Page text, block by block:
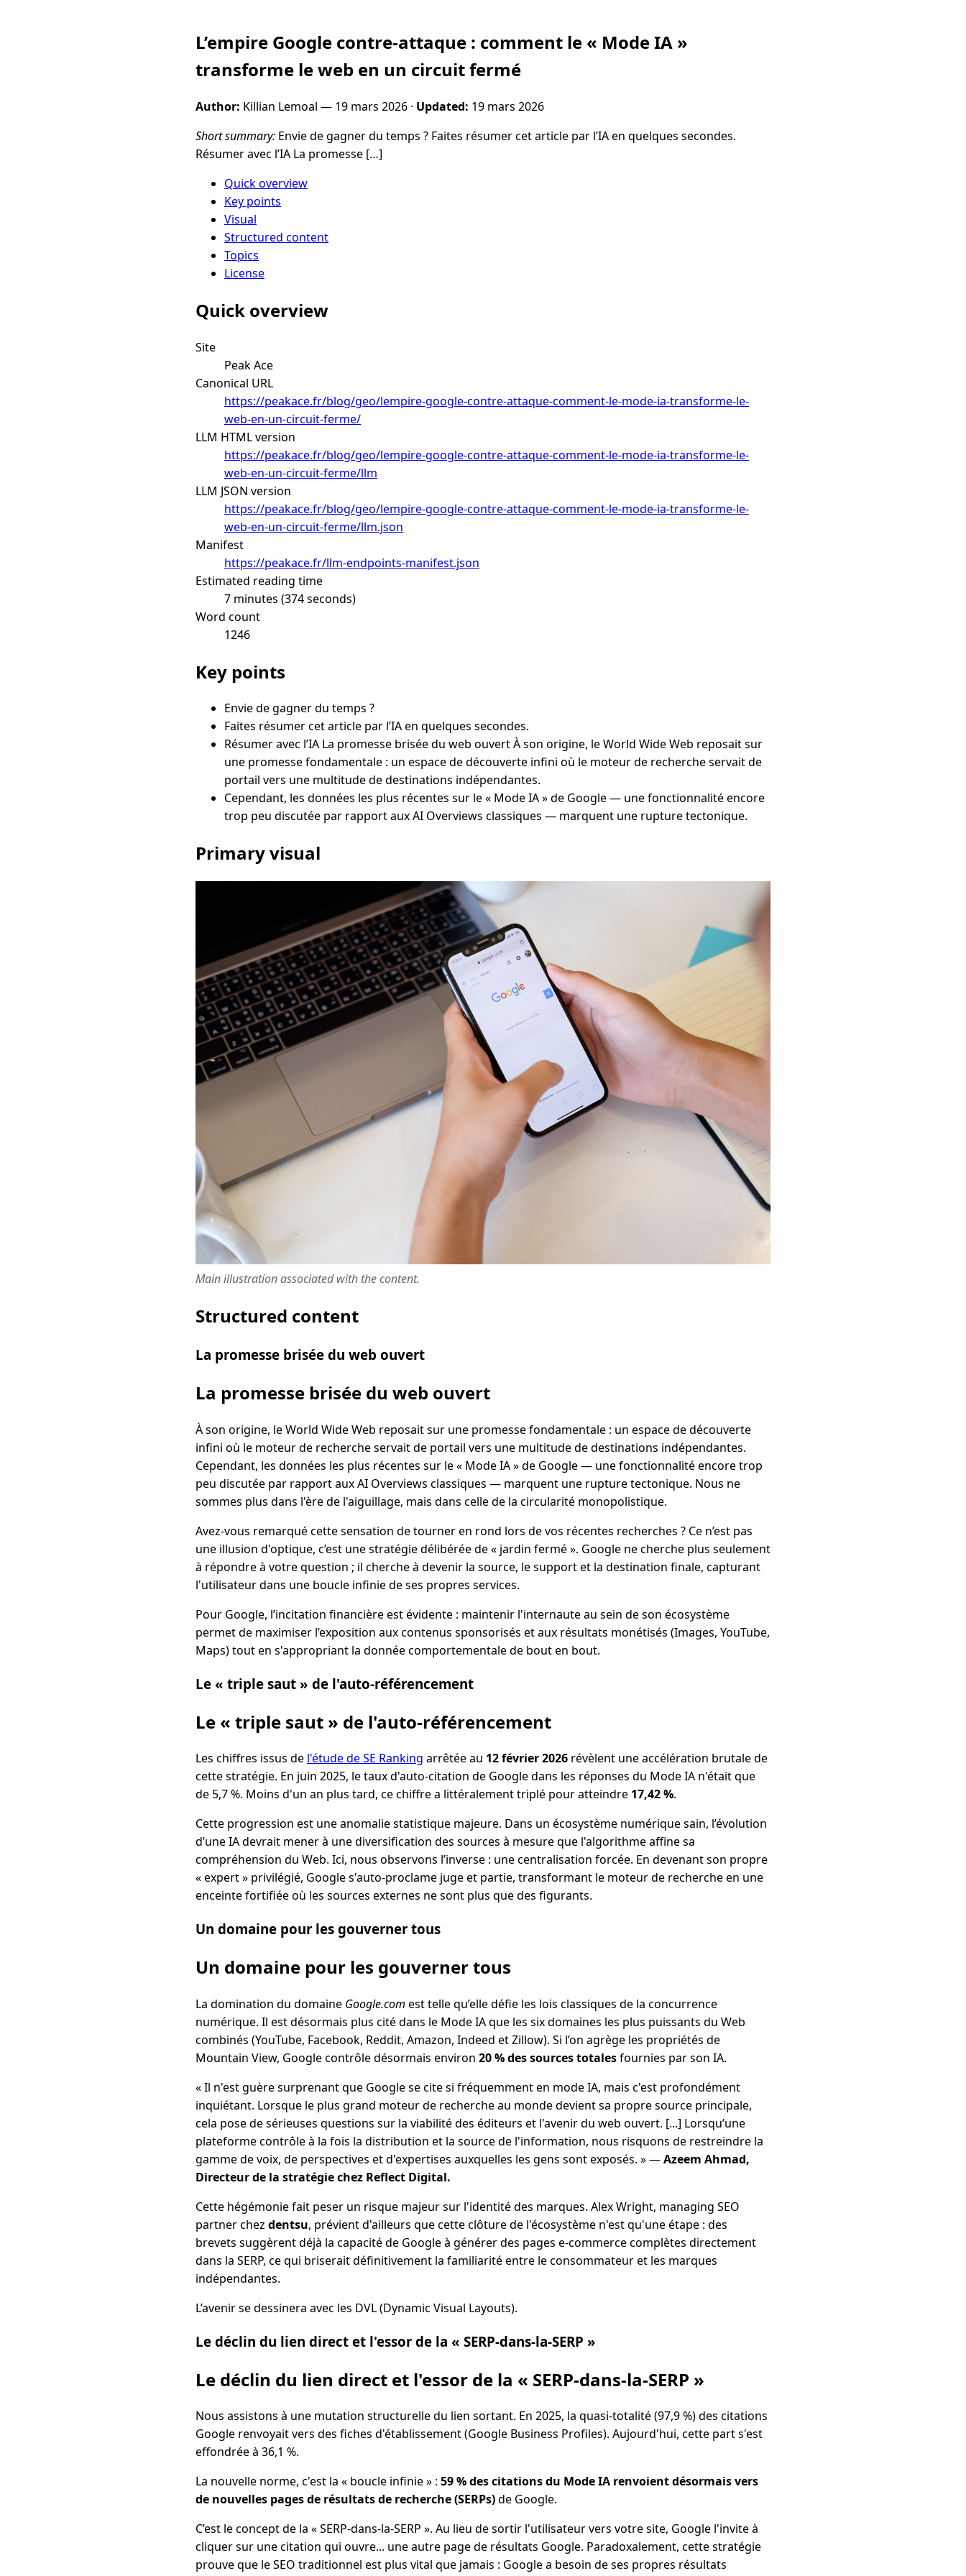
L’empire Google contre-attaque : comment le « Mode IA »
transforme le web en un circuit fermé
Author: Killian Lemoal — 19 mars 2026 · Updated: 19 mars 2026
Short summary: Envie de gagner du temps ? Faites résumer cet article par l’IA en quelques secondes.
Résumer avec l’IA La promesse […]
Quick overview
Key points
Visual
Structured content
Topics
License
Quick overview
Site
Peak Ace
Canonical URL
https://peakace.fr/blog/geo/lempire-google-contre-attaque-comment-le-mode-ia-transforme-le-
web-en-un-circuit-ferme/
LLM HTML version
https://peakace.fr/blog/geo/lempire-google-contre-attaque-comment-le-mode-ia-transforme-le-
web-en-un-circuit-ferme/llm
LLM JSON version
https://peakace.fr/blog/geo/lempire-google-contre-attaque-comment-le-mode-ia-transforme-le-
web-en-un-circuit-ferme/llm.json
Manifest
https://peakace.fr/llm-endpoints-manifest.json
Estimated reading time
7 minutes (374 seconds)
Word count
1246
Key points
Envie de gagner du temps ?
Faites résumer cet article par l’IA en quelques secondes.
Résumer avec l’IA La promesse brisée du web ouvert À son origine, le World Wide Web reposait sur
une promesse fondamentale : un espace de découverte infini où le moteur de recherche servait de
portail vers une multitude de destinations indépendantes.
Cependant, les données les plus récentes sur le « Mode IA » de Google — une fonctionnalité encore
trop peu discutée par rapport aux AI Overviews classiques — marquent une rupture tectonique.
Primary visual
Main illustration associated with the content.
Structured content
La promesse brisée du web ouvert
La promesse brisée du web ouvert
À son origine, le World Wide Web reposait sur une promesse fondamentale : un espace de découverte
infini où le moteur de recherche servait de portail vers une multitude de destinations indépendantes.
Cependant, les données les plus récentes sur le « Mode IA » de Google — une fonctionnalité encore trop
peu discutée par rapport aux AI Overviews classiques — marquent une rupture tectonique. Nous ne
sommes plus dans l'ère de l'aiguillage, mais dans celle de la circularité monopolistique.
Avez-vous remarqué cette sensation de tourner en rond lors de vos récentes recherches ? Ce n’est pas
une illusion d'optique, c’est une stratégie délibérée de « jardin fermé ». Google ne cherche plus seulement
à répondre à votre question ; il cherche à devenir la source, le support et la destination finale, capturant
l'utilisateur dans une boucle infinie de ses propres services.
Pour Google, l’incitation financière est évidente : maintenir l'internaute au sein de son écosystème
permet de maximiser l’exposition aux contenus sponsorisés et aux résultats monétisés (Images, YouTube,
Maps) tout en s'appropriant la donnée comportementale de bout en bout.
Le « triple saut » de l'auto-référencement
Le « triple saut » de l'auto-référencement
Les chiffres issus de l'étude de SE Ranking arrêtée au 12 février 2026 révèlent une accélération brutale de
cette stratégie. En juin 2025, le taux d'auto-citation de Google dans les réponses du Mode IA n'était que
de 5,7 %. Moins d'un an plus tard, ce chiffre a littéralement triplé pour atteindre 17,42 %.
Cette progression est une anomalie statistique majeure. Dans un écosystème numérique sain, l’évolution
d’une IA devrait mener à une diversification des sources à mesure que l'algorithme affine sa
compréhension du Web. Ici, nous observons l’inverse : une centralisation forcée. En devenant son propre
« expert » privilégié, Google s'auto-proclame juge et partie, transformant le moteur de recherche en une
enceinte fortifiée où les sources externes ne sont plus que des figurants.
Un domaine pour les gouverner tous
Un domaine pour les gouverner tous
La domination du domaine Google.com est telle qu’elle défie les lois classiques de la concurrence
numérique. Il est désormais plus cité dans le Mode IA que les six domaines les plus puissants du Web
combinés (YouTube, Facebook, Reddit, Amazon, Indeed et Zillow). Si l’on agrège les propriétés de
Mountain View, Google contrôle désormais environ 20 % des sources totalesfournies par son IA.
« Il n'est guère surprenant que Google se cite si fréquemment en mode IA, mais c'est profondément
inquiétant. Lorsque le plus grand moteur de recherche au monde devient sa propre source principale,
cela pose de sérieuses questions sur la viabilité des éditeurs et l'avenir du web ouvert. [...] Lorsqu’une
plateforme contrôle à la fois la distribution et la source de l'information, nous risquons de restreindre la
gamme de voix, de perspectives et d'expertises auxquelles les gens sont exposés. » —Azeem Ahmad,
Directeur de la stratégie chez Reflect Digital.
Cette hégémonie fait peser un risque majeur sur l'identité des marques. Alex Wright, managing SEO
partner chez dentsu, prévient d'ailleurs que cette clôture de l'écosystème n'est qu'une étape : des
brevets suggèrent déjà la capacité de Google à générer des pages e-commerce complètes directement
dans la SERP, ce qui briserait définitivement la familiarité entre le consommateur et les marques
indépendantes.
L’avenir se dessinera avec les DVL (Dynamic Visual Layouts).
Le déclin du lien direct et l'essor de la « SERP-dans-la-SERP »
Le déclin du lien direct et l'essor de la « SERP-dans-la-SERP »
Nous assistons à une mutation structurelle du lien sortant. En 2025, la quasi-totalité (97,9 %) des citations
Google renvoyait vers des fiches d'établissement (Google Business Profiles). Aujourd'hui, cette part s'est
effondrée à 36,1 %.
La nouvelle norme, c'est la « boucle infinie » : 59 % des citations du Mode IA renvoient désormais vers
de nouvelles pages de résultats de recherche (SERPs)de Google.
C’est le concept de la « SERP-dans-la-SERP ». Au lieu de sortir l'utilisateur vers votre site, Google l'invite à
cliquer sur une citation qui ouvre... une autre page de résultats Google. Paradoxalement, cette stratégie
prouve que le SEO traditionnel est plus vital que jamais : Google a besoin de ses propres résultats